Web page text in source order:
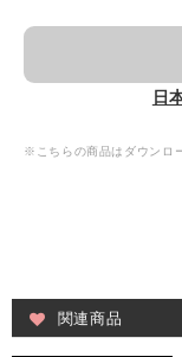
日
※こちらの商品はダウンロ
関連商品